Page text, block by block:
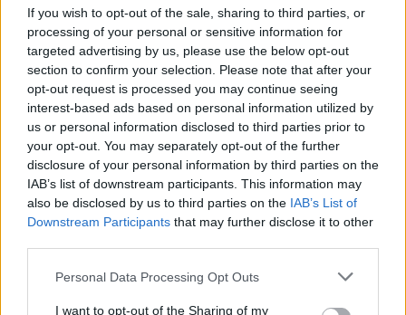
If you wish to opt-out of the sale, sharing to third parties, or
processing of your personal or sensitive information for
targeted advertising by us, please use the below opt-out
section to confirm your selection. Please note that after your
opt-out request is processed you may continue seeing
interest-based ads based on personal information utilized by
us or personal information disclosed to third parties prior to
your opt-out. You may separately opt-out of the further
disclosure of your personal information by third parties on the
IAB’s list of downstream participants. This information may
also be disclosed by us to third parties on the IAB’s List of
Downstream Participants that may further disclose it to other
Please note that this website/app uses one or more Google
not limited to your visit or usage behaviour. You may click to
Personal Data Processing Opt Outs
I want to opt-out of the Sharing of my
Sekundstrid om segern
Söndagens tävling blev framflyttad efter en kall
förmiddag i Mora. På grund av kylan var det
många åkare som stod över loppet. Mira
Göransson från Borås SK tog en tydlig seger och
vann med 41 sekunder före Tove Norgren som
slutade tvåa. Ida Bervenståhl från från
Garphyttan åkte i mål på en tredjeplats.
mellan Elias Danielsson och Leo Johansson, där